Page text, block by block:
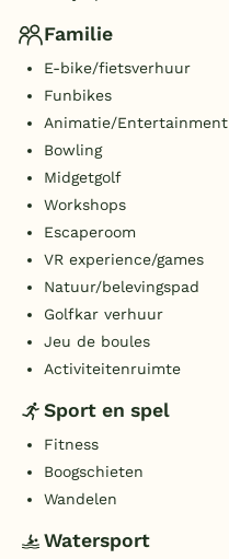
Familie
E-bike/fietsverhuur
Funbikes
Animatie/Entertainment
Bowling
Midgetgolf
Workshops
Escaperoom
VR experience/games
Natuur/belevingspad
Golfkar verhuur
Jeu de boules
Activiteitenruimte
Sport en spel
Fitness
Boogschieten
Wandelen
Watersport